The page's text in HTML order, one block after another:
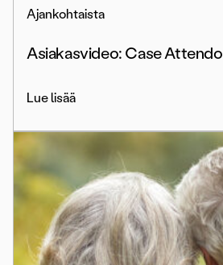
Ajankohtaista
Asiakasvideo: Case Attendo
Lue lisää